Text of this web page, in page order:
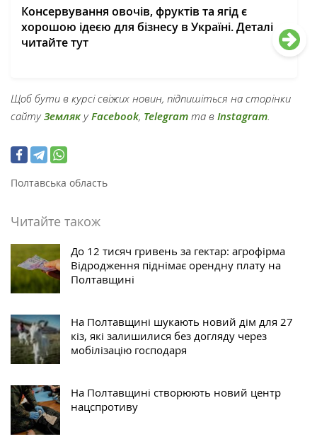
Консервування овочів, фруктів та ягід є
хорошою ідеєю для бізнесу в Україні. Деталі
читайте тут
Щоб бути в курсі свіжих новин, підпишіться на сторінки
сайтуЗемлякуFacebook, Telegram та в Instagram.
Полтавська область
Читайте також
До 12 тисяч гривень за гектар: агрофірма
Відродження піднімає орендну плату на
Полтавщині
На Полтавщині шукають новий дім для 27
кіз, які залишилися без догляду через
мобілізацію господаря
На Полтавщині створюють новий центр
нацспротиву